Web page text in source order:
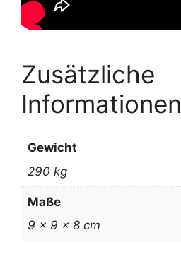
Zusätzliche
Informationen
Gewicht
290 kg
Maße
9 × 9 × 8 cm